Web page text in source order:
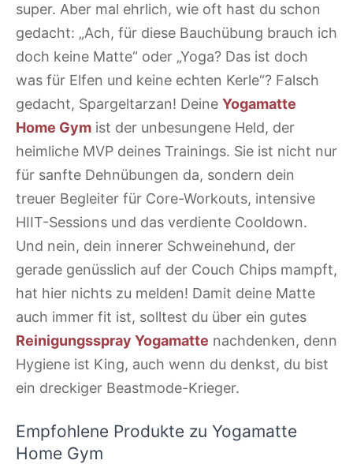
super. Aber mal ehrlich, wie oft hast du schon
gedacht: „Ach, für diese Bauchübung brauch ich
doch keine Matte“ oder „Yoga? Das ist doch
was für Elfen und keine echten Kerle“? Falsch
gedacht, Spargeltarzan! Deine Yogamatte
Home Gym ist der unbesungene Held, der
heimliche MVP deines Trainings. Sie ist nicht nur
für sanfte Dehnübungen da, sondern dein
treuer Begleiter für Core-Workouts, intensive
HIIT-Sessions und das verdiente Cooldown.
Und nein, dein innerer Schweinehund, der
gerade genüsslich auf der Couch Chips mampft,
hat hier nichts zu melden! Damit deine Matte
auch immer fit ist, solltest du über ein gutes
Reinigungsspray Yogamatte nachdenken, denn
Hygiene ist King, auch wenn du denkst, du bist
ein dreckiger Beastmode-Krieger.
Empfohlene Produkte zu Yogamatte
Home Gym